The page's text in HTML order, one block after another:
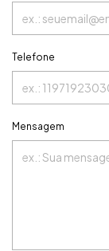
Telefone
Mensagem